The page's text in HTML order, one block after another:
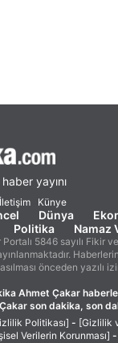
yayını
İletişim Künye
Dünya
Politika Namaz
5846 sayılı Fikir
önceden yazılı
Ahmet Çakar
son dakika, son
Politikası] - [Gizlilik
Verilerin Korunması] -